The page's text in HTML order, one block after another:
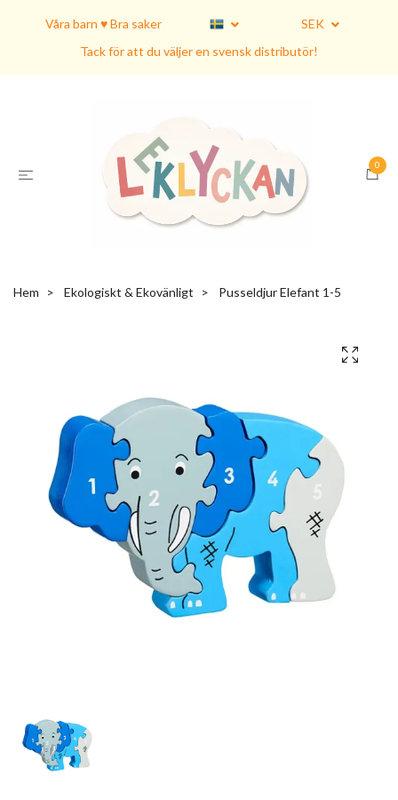
Våra barn ♥ Bra saker
SEK
Tack för att du väljer en svensk distributör!
0
Hem Ekologiskt & Ekovänligt Pusseldjur Elefant 1-5